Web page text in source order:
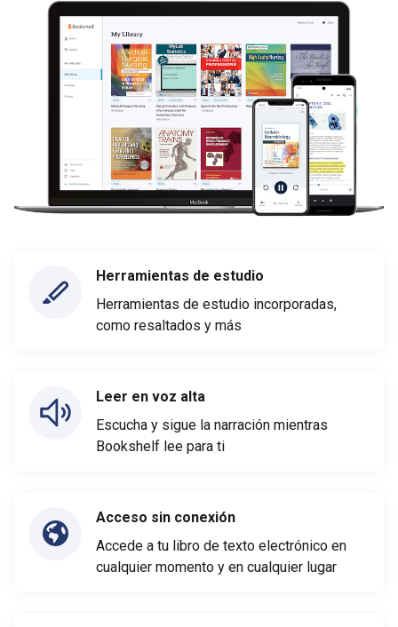
Herramientas de estudio
Herramientas de estudio incorporadas,
como resaltados y más
Leer en voz alta
Escucha y sigue la narración mientras
Bookshelf lee para ti
Acceso sin conexión
Accede a tu libro de texto electrónico en
cualquier momento y en cualquier lugar